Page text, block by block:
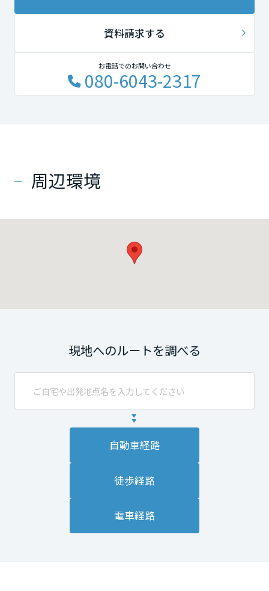
資料請求する
お電話でのお問い合わせ
080-6043-2317
周辺環境
現地へのルートを調べる
自動車経路
徒歩経路
電車経路